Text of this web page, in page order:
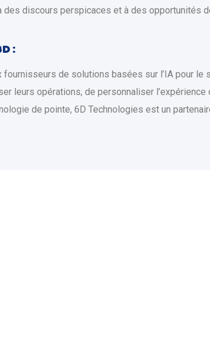
des discours perspicaces et à des opportunités
:
fournisseurs de solutions basées sur l’IA pour
leurs opérations, de personnaliser
de pointe, 6D Technologies est un